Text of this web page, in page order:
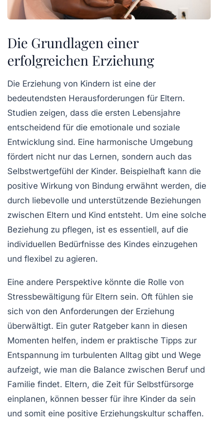
Die Grundlagen einer
erfolgreichen Erziehung
Die Erziehung von Kindern ist eine der
bedeutendsten Herausforderungen für Eltern.
Studien zeigen, dass die ersten Lebensjahre
entscheidend für die emotionale und soziale
Entwicklung sind. Eine harmonische Umgebung
fördert nicht nur das Lernen, sondern auch das
Selbstwertgefühl der Kinder. Beispielhaft kann die
positive Wirkung von Bindung erwähnt werden, die
durch liebevolle und unterstützende Beziehungen
zwischen Eltern und Kind entsteht. Um eine solche
Beziehung zu pflegen, ist es essentiell, auf die
individuellen Bedürfnisse des Kindes einzugehen
und flexibel zu agieren.
Eine andere Perspektive könnte die Rolle von
Stressbewältigung für Eltern sein. Oft fühlen sie
sich von den Anforderungen der Erziehung
überwältigt. Ein guter Ratgeber kann in diesen
Momenten helfen, indem er praktische Tipps zur
Entspannung im turbulenten Alltag gibt und Wege
aufzeigt, wie man die Balance zwischen Beruf und
Familie findet. Eltern, die Zeit für Selbstfürsorge
einplanen, können besser für ihre Kinder da sein
und somit eine positive Erziehungskultur schaffen.